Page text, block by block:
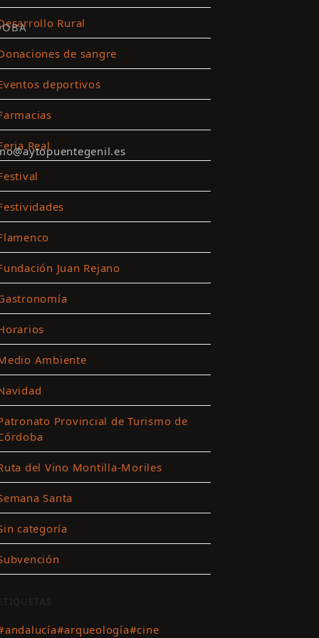
Rural
de sangre
deportivos
Real
Juan Rejano
Ambiente
Provincial de Turismo de
del Vino Montilla-Moriles
Santa
categoría
#arqueología#cine